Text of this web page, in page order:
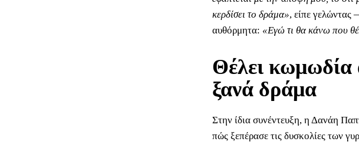
κερδίσει το δράμα», είπε
αυθόρμητα: «Εγώ τι θα κάνω που
Θέλει κωμωδία
ξανά δράμα
Στην ίδια συνέντευξη, η Δανάη
πώς ξεπέρασε τις δυσκολίες των